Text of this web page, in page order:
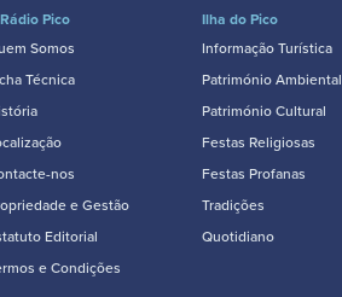
Pico
Somos
Técnica
nos
e Gestão
Editorial
e Condições
Ilha do Pico
Informação Turística
Património Ambiental
Património Cultural
Festas Religiosas
Festas Profanas
Tradições
Quotidiano